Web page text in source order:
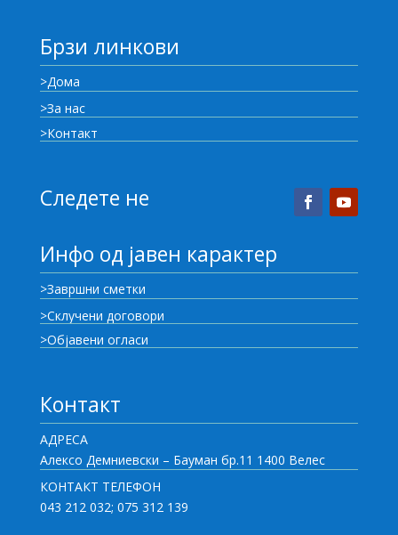
Брзи линкови
>Дома
>За нас
>Контакт
Следете не
Инфо од јавен карактер
>Завршни сметки
>Склучени договори
>Објавени огласи
Контакт
АДРЕСА
Алексо Демниевски – Бауман бр.11 1400 Велес
КОНТАКТ ТЕЛЕФОН
043 212 032; 075 312 139